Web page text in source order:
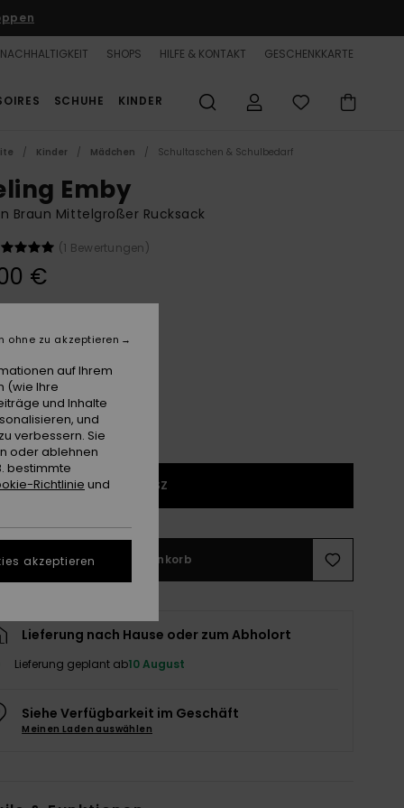
NACHHALTIGKEIT SHOPS HILFE & KONTAKT GESCHENKKARTE
SCHUHE KINDER
Kinder Mädchen Schultaschen & Schulbedarf
Emby
Braun Mittelgroßer Rucksack
(1 Bewertungen)
€
1SZ
In den Warenkorb
Lieferung nach Hause oder zum Abholort
Lieferung geplant ab10 August
Siehe Verfügbarkeit im Geschäft
Meinen Laden auswählen
auf Ihrem
(wie Ihre
und Inhalte
und
verbessern. Sie
oder ablehnen
bestimmte
Richtlinie und
ohne zu akzeptieren
akzeptieren